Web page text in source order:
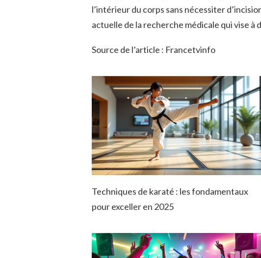
l’intérieur du corps sans nécessiter
actuelle de la recherche médicale qui vise
Source de l’article : Francetvinfo
Techniques de karaté : les fondamentaux
pour exceller en 2025